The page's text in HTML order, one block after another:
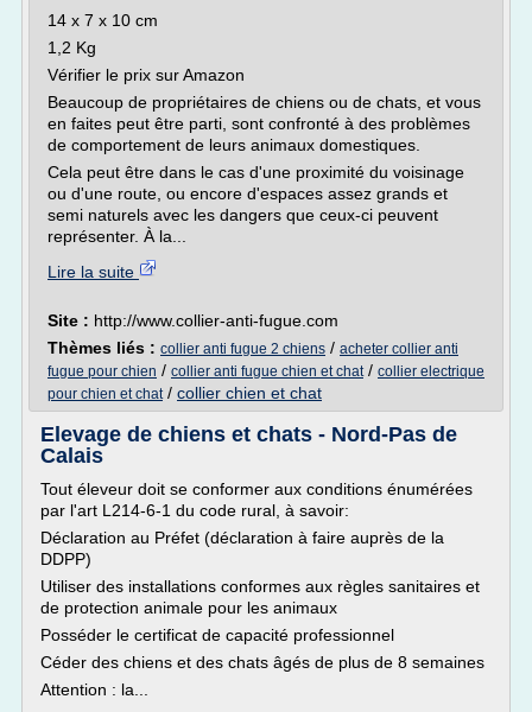
14 x 7 x 10 cm
1,2 Kg
Vérifier le prix sur Amazon
Beaucoup de propriétaires de chiens ou de chats, et vous
en faites peut être parti, sont confronté à des problèmes
de comportement de leurs animaux domestiques.
Cela peut être dans le cas d'une proximité du voisinage
ou d'une route, ou encore d'espaces assez grands et
semi naturels avec les dangers que ceux-ci peuvent
représenter. À la...
Lire la suite
Site : http://www.collier-anti-fugue.com
Thèmes liés : collier anti fugue 2 chiens / acheter collier anti
fugue pour chien / collier anti fugue chien et chat/ collier electrique
pour chien et chat/ collier chien et chat
Elevage de chiens et chats - Nord-Pas de
Calais
Tout éleveur doit se conformer aux conditions énumérées
par l'art L214-6-1 du code rural, à savoir:
Déclaration au Préfet (déclaration à faire auprès de la
DDPP)
Utiliser des installations conformes aux règles sanitaires et
de protection animale pour les animaux
Posséder le certificat de capacité professionnel
Céder des chiens et des chats âgés de plus de 8 semaines
Attention : la...